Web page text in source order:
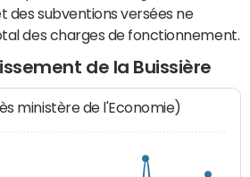
des subventions versées ne
des charges de fonctionnement.
de la Buissière
ministère de l'Economie)